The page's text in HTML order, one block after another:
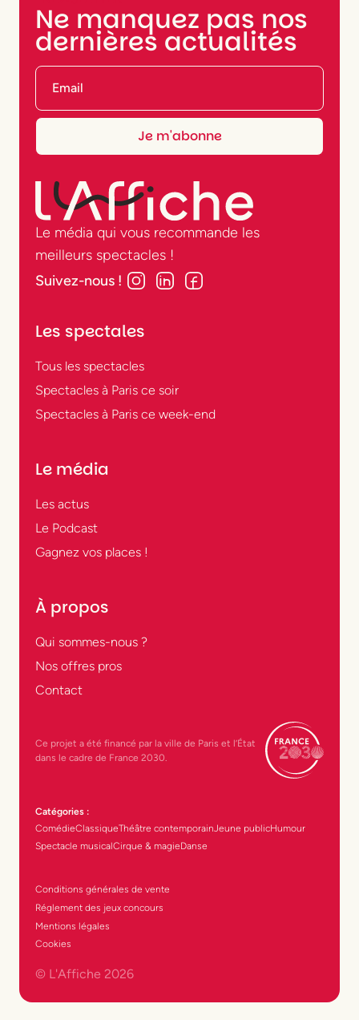
Ne manquez pas nos
dernières actualités
Le média qui vous recommande les
meilleurs spectacles !
Suivez-nous !
Les spectales
Tous les spectacles
Spectacles à Paris ce soir
Spectacles à Paris ce week-end
Le média
Les actus
Le Podcast
Gagnez vos places !
À propos
Qui sommes-nous ?
Nos offres pros
Contact
Ce projet a été financé par la ville de Paris et l’État
dans le cadre de France 2030.
Catégories :
ComédieClassiqueThéâtre contemporainJeune publicHumour
Spectacle musicalCirque & magieDanse
Conditions générales de vente
Réglement des jeux concours
Mentions légales
Cookies
© L'Affiche 2026